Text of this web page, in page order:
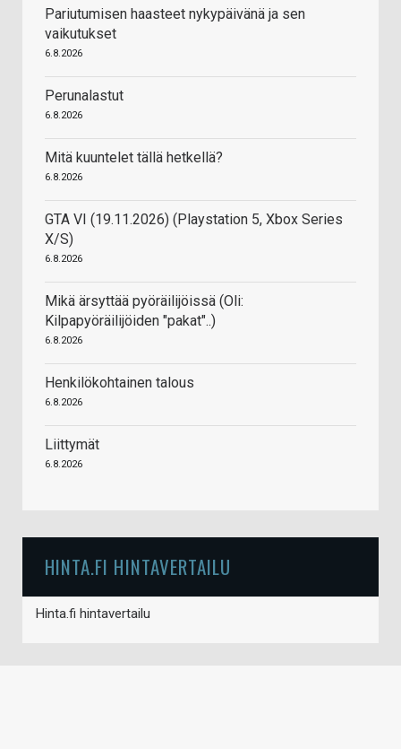
Pariutumisen haasteet nykypäivänä ja sen
vaikutukset
6.8.2026
Perunalastut
6.8.2026
Mitä kuuntelet tällä hetkellä?
6.8.2026
GTA VI (19.11.2026) (Playstation 5, Xbox Series
X/S)
6.8.2026
Mikä ärsyttää pyöräilijöissä (Oli:
Kilpapyöräilijöiden "pakat"..)
6.8.2026
Henkilökohtainen talous
6.8.2026
Liittymät
6.8.2026
HINTA.FI HINTAVERTAILU
Hinta.fi hintavertailu